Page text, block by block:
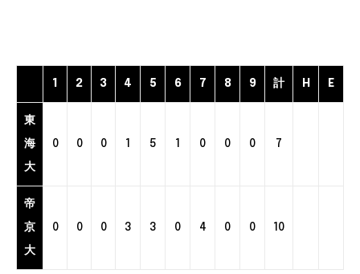
1 2 3 4 5 6 7 8 9 計 H E
東
海
大
0 0 0 1 5 1 0 0 0 7
帝
京
大
0 0 0 3 3 0 4 0 0 10